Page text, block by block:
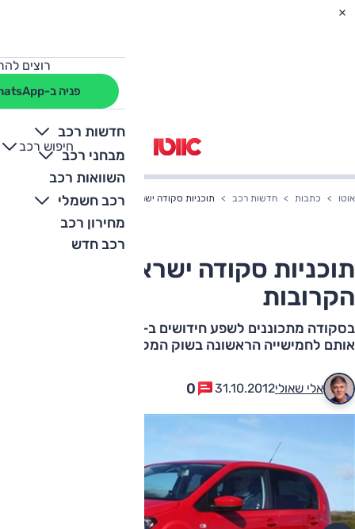
רוצים
פניה ב-WhatsApp
חדשות רכב
מבחני רכב
השוואות רכב
רכב חשמלי
מחירון רכב
רכב חדש
חיפוש רכב
+
-
אוטו כתבות חדשות רכב תוכניות סקודה ישראל לשנים הקרובות
תוכניות סקודה ישראל לשנים
הקרובות
אותם לחמישייה הראשונה בשוק המקומי
אלי שאולי31.10.2012
0